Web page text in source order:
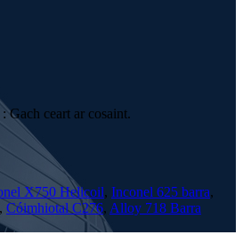
Gach ceart ar cosaint.
X750 Helicoil, Inconel 625 barra,
, Cóimhiotal C276, Alloy 718 Barra